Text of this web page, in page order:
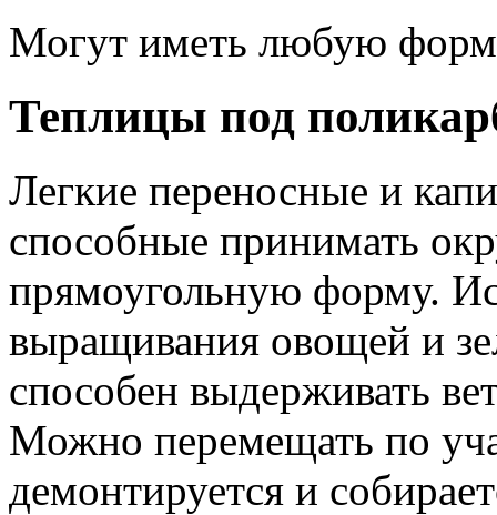
Могут иметь любую
Теплицы под
Легкие переносные и
способные принимать
прямоугольную форму.
выращивания овощей и
способен выдерживать
Можно перемещать по
демонтируется и